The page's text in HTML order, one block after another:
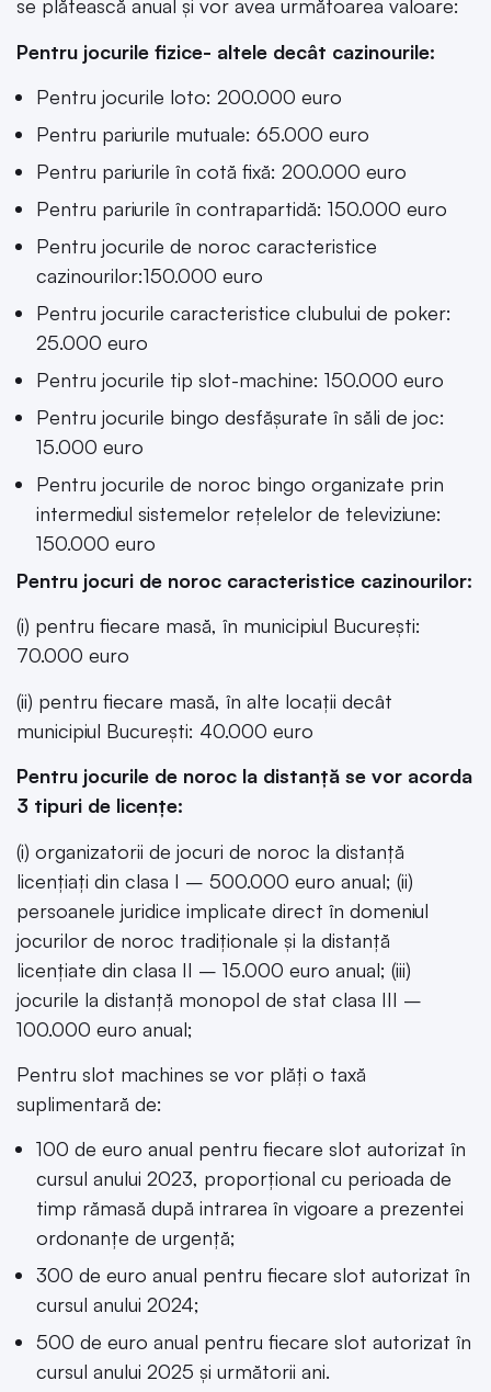
se plătească anual și vor avea următoarea valoare:
Pentru jocurile fizice- altele decât cazinourile:
Pentru jocurile loto: 200.000 euro
Pentru pariurile mutuale: 65.000 euro
Pentru pariurile în cotă fixă: 200.000 euro
Pentru pariurile în contrapartidă: 150.000 euro
Pentru jocurile de noroc caracteristice
cazinourilor:150.000 euro
Pentru jocurile caracteristice clubului de poker:
25.000 euro
Pentru jocurile tip slot-machine: 150.000 euro
Pentru jocurile bingo desfășurate în săli de joc:
15.000 euro
Pentru jocurile de noroc bingo organizate prin
intermediul sistemelor rețelelor de televiziune:
150.000 euro
Pentru jocuri de noroc caracteristice cazinourilor:
(i) pentru fiecare masă, în municipiul București:
70.000 euro
(ii) pentru fiecare masă, în alte locații decât
municipiul București: 40.000 euro
Pentru jocurile de noroc la distanță se vor acorda
3 tipuri de licențe:
(i) organizatorii de jocuri de noroc la distanță
licențiați din clasa I – 500.000 euro anual; (ii)
persoanele juridice implicate direct în domeniul
jocurilor de noroc tradiționale și la distanță
licențiate din clasa II – 15.000 euro anual; (iii)
jocurile la distanță monopol de stat clasa III –
100.000 euro anual;
Pentru slot machines se vor plăți o taxă
suplimentară de:
100 de euro anual pentru fiecare slot autorizat în
cursul anului 2023, proporțional cu perioada de
timp rămasă după intrarea în vigoare a prezentei
ordonanțe de urgență;
300 de euro anual pentru fiecare slot autorizat în
cursul anului 2024;
500 de euro anual pentru fiecare slot autorizat în
cursul anului 2025 și următorii ani.